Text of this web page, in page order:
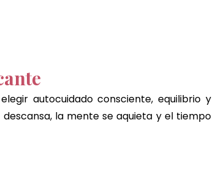
autocuidado consciente, equilibrio y
la mente se aquieta y el tiempo